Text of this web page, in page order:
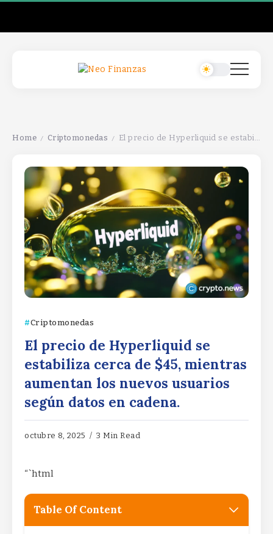
Home / Criptomonedas / El precio de Hyperliquid se estabiliza cerca de $45, mientras aumentan los nuevos usuarios según datos en cadena.
Criptomonedas
El precio de Hyperliquid se
estabiliza cerca de $45, mientras
aumentan los nuevos usuarios
según datos en cadena.
octubre 8, 2025 3 Min Read
“`html
Table Of Content